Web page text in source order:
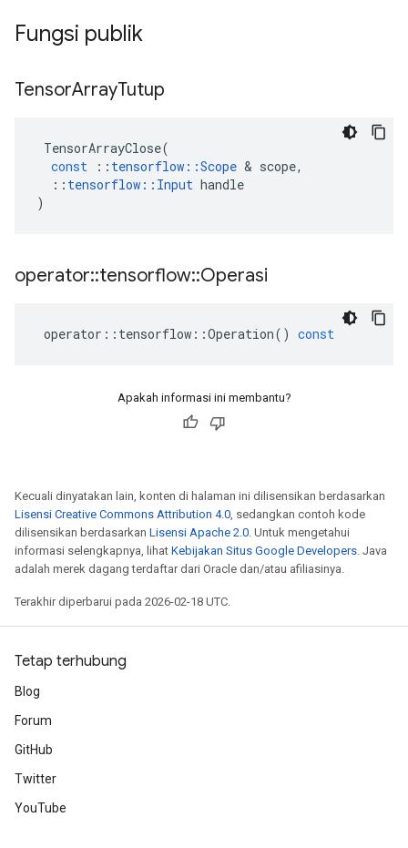
Fungsi publik
TensorArrayTutup
TensorArrayClose(
const
:: tensorflow ::Scope & scope,
:: tensorflow :: Input handle
)
operator::tensorflow::Operasi
operator :: tensorflow ::Operation() const
Apakah informasi ini membantu?
Kecuali dinyatakan lain, konten di halaman ini dilisensikan berdasarkan
Lisensi Creative Commons Attribution 4.0, sedangkan contoh kode
dilisensikan berdasarkan Lisensi Apache 2.0. Untuk mengetahui
informasi selengkapnya, lihat Kebijakan Situs Google Developers. Java
adalah merek dagang terdaftar dari Oracle dan/atau afiliasinya.
Terakhir diperbarui pada 2026-02-18 UTC.
Tetap terhubung
Blog
Forum
GitHub
Twitter
YouTube